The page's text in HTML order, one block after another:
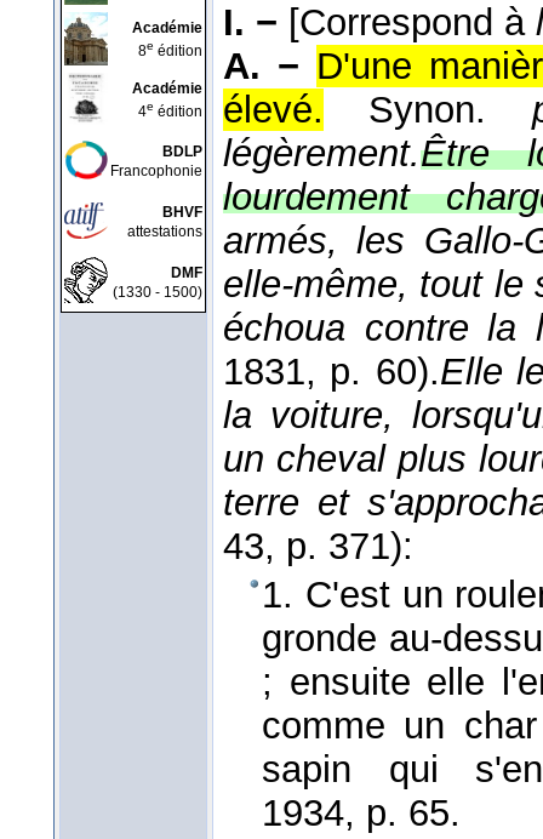
Académie
8e édition
Académie
4e édition
BDLP
Francophonie
BHVF
attestations
DMF
(1330 - 1500)
I. − [Correspond à
A. − D'une
élevé.
Synon.
légèrement.Être
lourdement
armés, les Gallo-
elle-même, tout le
échoua contre la
1831, p. 60).Elle
la voiture,
un cheval plus
terre et
43, p. 371):
1. C'est un
gronde au-
; ensuite elle
comme un
sapin qui
1934, p. 65.